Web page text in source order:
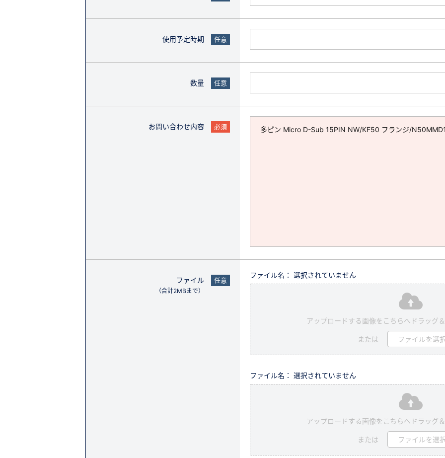
使用予定時期 任意
数量 任意
お問い合わせ内容 必須
ファイル
（合計2MBまで）
任意
ファイル名： 選択されていません
アップロードする画像をこちらへドラッグ
または ファイルを選
ファイル名： 選択されていません
アップロードする画像をこちらへドラッグ
または ファイルを選